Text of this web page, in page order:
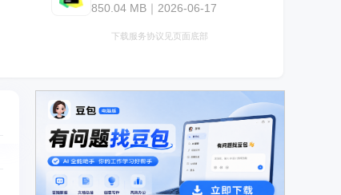
850.04 MB｜2026-06-17
下载服务协议见页面底部